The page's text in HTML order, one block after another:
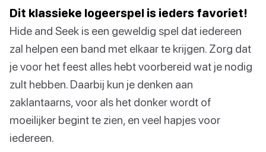
Dit klassieke logeerspel is ieders favoriet!
Hide and Seek is een geweldig spel dat iedereen
zal helpen een band met elkaar te krijgen. Zorg dat
je voor het feest alles hebt voorbereid wat je nodig
zult hebben. Daarbij kun je denken aan
zaklantaarns, voor als het donker wordt of
moeilijker begint te zien, en veel hapjes voor
iedereen.